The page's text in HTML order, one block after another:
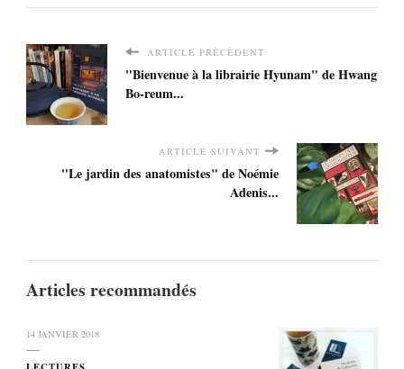
ARTICLE PRÉCÉDENT
"Bienvenue à la librairie Hyunam" de Hwang
Bo-reum...
ARTICLE SUIVANT
"Le jardin des anatomistes" de Noémie
Adenis...
Articles recommandés
14 JANVIER 2018